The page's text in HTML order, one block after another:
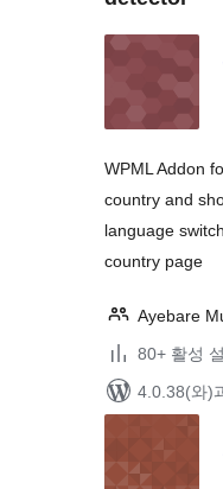
WPML Addon
country and
language
country page
Ayebare
80+ 활성
4.0.38(와)